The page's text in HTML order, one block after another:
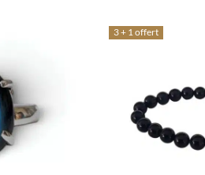
3 + 1 offert